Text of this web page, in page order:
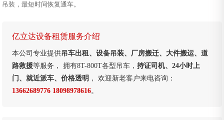
吊装，最短时间恢复通车。
亿立达设备租赁服务介绍
本公司专业提供吊车出租、设备吊装、厂房搬迁、大件搬运、道
路救援等服务， 拥有8T-800T各型吊车，持证司机、24小时上
门、就近派车、价格透明 ， 欢迎新老客户来电咨询：
13662689776 18098978616。